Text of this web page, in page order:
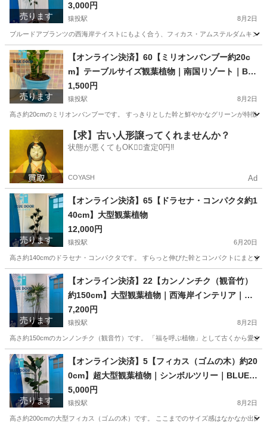
売ります
リア｜特価｜BLUE DOOR PLANTS
3,000円
猿投駅 8月2日
ブルードアプランツの西海岸テイストにもよく合う、フィカス・アムステルダムキン
愛知 豊田市 猿投駅 家庭用品 フィカス
売ります
【オンライン決済】60【ミリオンバンブー約20c
m】テーブルサイズ観葉植物｜南国リゾート｜BL
UE DOOR PLANTS
1,500円
猿投駅 8月2日
高さ約20cmのミリオンバンブーです。 すっきりとした幹と鮮やかなグリーンが特徴
猿投駅 家庭用品 観葉植物
【求】古い人形譲ってくれませんか？
状態が悪くてもOK🙆‍♀️査定0円‼️
COYASH Ad
売ります
【オンライン決済】65【ドラセナ・コンパクタ約1
40cm】大型観葉植物
12,000円
猿投駅 6月20日
高さ約140cmのドラセナ・コンパクタです。 すらっと伸びた幹とコンパクトにまと
愛知 豊田市 猿投駅 家庭用品
売ります
【オンライン決済】22【カンノンチク（観音竹）
約150cm】大型観葉植物｜西海岸インテリア｜リ
ゾートスタイル｜BLUE DOOR PLANTS
7,200円
猿投駅 8月2日
高さ約150cmのカンノンチク（観音竹）です。 「福を呼ぶ植物」として古くから愛
愛知 豊田市 猿投駅 家庭用品 植物
売ります
【オンライン決済】5【フィカス（ゴムの木）約20
0cm】超大型観葉植物｜シンボルツリー｜BLUE D
OOR PLANTS
5,000円
猿投駅 8月2日
高さ約200cmの大型フィカス（ゴムの木）です。 ここまでのサイズ感はなかなか出